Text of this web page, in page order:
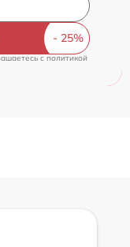
c политикой